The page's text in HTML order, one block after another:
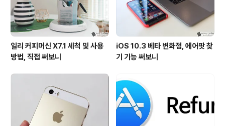
일리 커피머신 X7.1 세척 및 사용
방법, 직접 써보니
iOS 10.3 베타 변화점, 에어팟 찾
기 기능 써보니